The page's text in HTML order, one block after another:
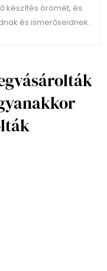
készítés örömét, és
és ismerőseidnek.